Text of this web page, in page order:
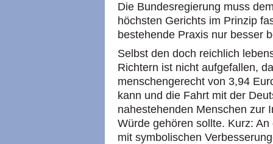
Die Bundesregierung muss
höchsten Gerichts im Prinzip
bestehende Praxis nur besser
Selbst den doch reichlich
Richtern ist nicht aufgefallen,
menschengerecht von 3,94
kann und die Fahrt mit der
nahestehenden Menschen zur
Würde gehören sollte. Kurz:
mit symbolischen